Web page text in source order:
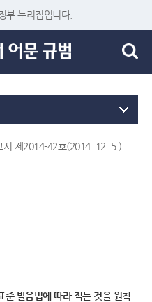
부 누리집입니다.
시 제2014-42호(2014. 12. 5.)
준 발음법에 따라 적는 것을 원칙